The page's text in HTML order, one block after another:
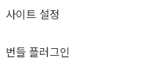
사이트 설정
번들 플러그인